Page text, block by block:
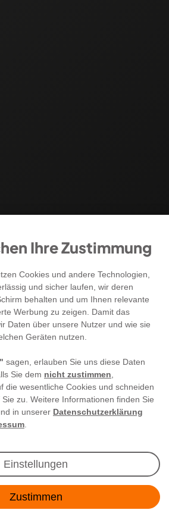
Ihre Zustimmung
Cookies und andere Technologien,
und sicher laufen, wir deren
behalten und um Ihnen relevante
Werbung zu zeigen. Damit das
Daten über unsere Nutzer und wie sie
Geräten nutzen.
sagen, erlauben Sie uns diese Daten
Sie dem nicht zustimmen
die wesentliche Cookies und schneiden
zu. Weitere Informationen finden Sie
in unserer Datenschutzerklärung
Einstellungen
Zustimmen
Anmeldung
per E-Mail erhalten - Geld
nie so einfach!